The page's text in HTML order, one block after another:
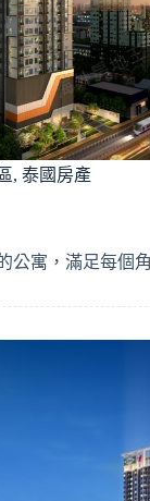
, 泰國房產
公寓，滿足每個